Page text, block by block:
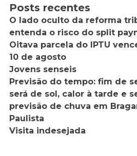
Posts recentes
O lado oculto da reforma
entenda o risco do split
Oitava parcela do IPTU
10 de agosto
Jovens senseis
Previsão do tempo: fim de
será de sol, calor à tarde e
previsão de chuva em
Paulista
Visita indesejada